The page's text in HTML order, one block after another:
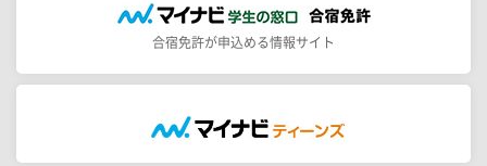
合宿免許が申込める情報サイト